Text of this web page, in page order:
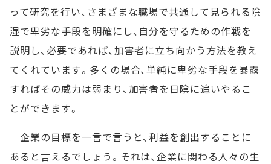
って研究を行い、さまざまな職場で共通して見られる陰
湿で卑劣な手段を明確にし、自分を守るための作戦を
説明し、必要であれば、加害者に立ち向かう方法を教え
てくれています。多くの場合、単純に卑劣な手段を暴露
すればその威力は弱まり、加害者を日陰に追いやるこ
とができます。
企業の目標を一言で言うと、利益を創出することに
あると言えるでしょう。それは、企業に関わる人々の生